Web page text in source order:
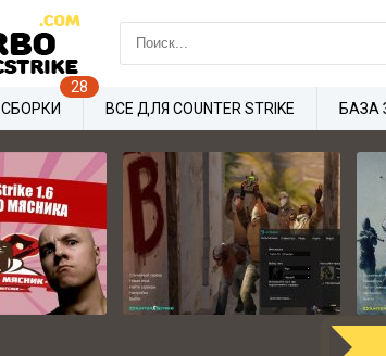
СБОРКИ ВСЕ ДЛЯ COUNTER STRIKE БАЗА